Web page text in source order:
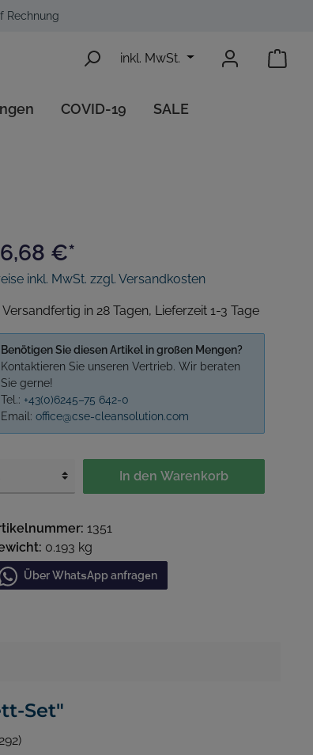
Rechnung
inkl. MwSt.
COVID-19 SALE
€*
inkl. MwSt. zzgl. Versandkosten
Versandfertig in 28 Tagen, Lieferzeit 1-3 Tage
Benötigen Sie diesen Artikel in großen Mengen?
Kontaktieren Sie unseren Vertrieb. Wir beraten
Sie gerne!
Tel.: +43(0)6245–75 642-0
Email: office@cse-cleansolution.com
In den Warenkorb
1351
0.193 kg
Über WhatѕApp anfragеn
Set"